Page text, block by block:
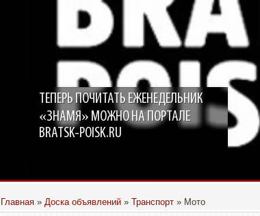
ТЕПЕРЬ ПОЧИТАТЬ ЕЖЕНЕДЕЛЬНИК
«ЗНАМЯ» МОЖНО НА ПОРТАЛЕ
BRATSK-POISK.RU
Главная » Доска объявлений » Транспорт » Мото